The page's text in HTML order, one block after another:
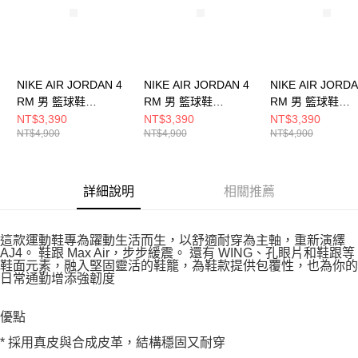
NIKE AIR JORDAN 4
RM 男 籃球鞋
FQ7939009
NT$3,390
NT$4,900
NIKE AIR JORDAN 4
RM 男 籃球鞋
FQ7939005
NT$3,390
NT$4,900
NIKE AIR
RM 男 籃球鞋
FQ7939104
NT$3,390
NT$4,900
詳細說明 相關推薦
這款運動鞋專為躍動生活而生，以舒適耐穿為主軸，重新演繹
AJ4。 鞋跟 Max Air，步步緩震。 還有 WING、孔眼片和鞋跟等
鞋面元素，融入堅固靈活的鞋籠，為鞋款提供包覆性，也為你的
日常通勤增添強韌度
優點
* 採用真皮與合成皮革，結構穩固又耐穿